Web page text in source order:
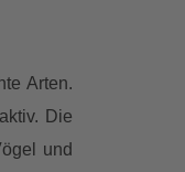
Arten.
Die
und